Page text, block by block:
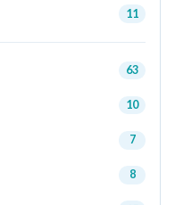
11
63
10
7
8